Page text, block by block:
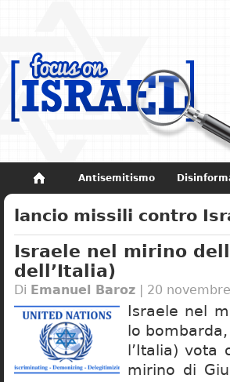
Antisemitismo
Non dimenticare Storia di Israele
lancio missili contro
Israele nel mirino
dell’Italia)
Di Emanuel Baroz | 20
Israele nel
lo
l’Italia) vota
mirino di